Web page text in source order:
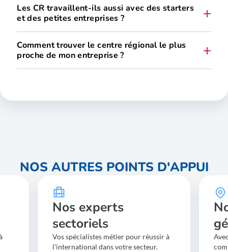
services ou actions.
Les CR travaillent-ils aussi avec des starters
et des petites entreprises ?
ait son siège d’exploitation principal en Wallonie,
l’accompagnement à la capacité réelle de l’entreprise.
Comment trouver le centre régional le plus
proche de mon entreprise ?
NOS AUTRES POINTS D'APPUI
Nos experts
sectoriels
Vos spécialistes métier pour réussir à
l’international dans votre secteur.